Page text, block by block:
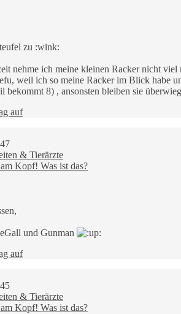
zu :wink:
nehme ich meine kleinen Racker nicht viel
weil ich so meine Racker im Blick habe
bekommt 8) , ansonsten bleiben sie
auf
& Tierärzte
Kopf! Was ist das?
und Gunman
auf
& Tierärzte
Kopf! Was ist das?